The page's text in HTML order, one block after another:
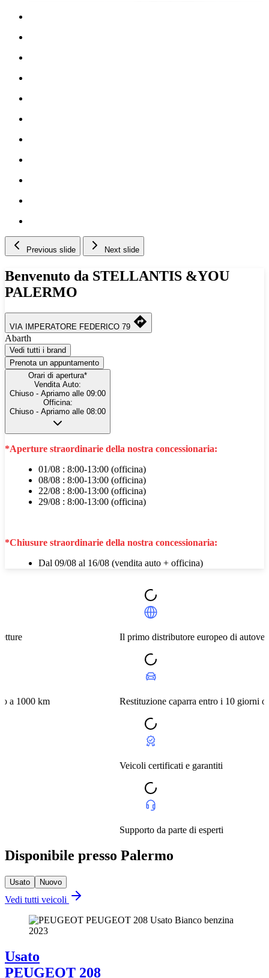
Previous slide Next slide
Benvenuto da STELLANTIS &YOU
PALERMO
VIA IMPERATORE FEDERICO 79
Abarth
Vedi tutti i brand
Prenota un appuntamento
Orari di apertura*
Vendita Auto:
Chiuso - Apriamo alle 09:00
Officina:
Chiuso - Apriamo alle 08:00
*Aperture straordinarie della nostra concessionaria:
01/08 : 8:00-13:00 (officina)
08/08 : 8:00-13:00 (officina)
22/08 : 8:00-13:00 (officina)
29/08 : 8:00-13:00 (officina)
*Chiusure straordinarie della nostra concessionaria:
Dal 09/08 al 16/08 (vendita auto + officina)
Il primo distributore europeo di autovetture
Restituzione caparra entro i 10 giorni o a 1000 km
Veicoli certificati e garantiti
Supporto da parte di esperti
Disponibile presso Palermo
Usato Nuovo
Vedi tutti veicoli
Usato
PEUGEOT 208